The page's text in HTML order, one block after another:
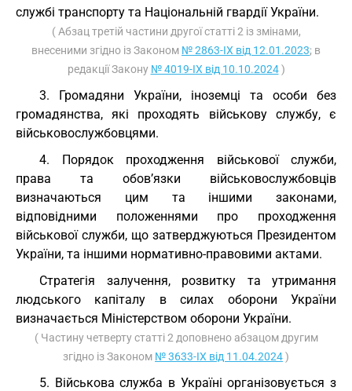
службі транспорту та Національній гвардії України.
( Абзац третій частини другої статті 2 із змінами,
внесеними згідно із Законом № 2863-IX від 12.01.2023; в
редакції Закону № 4019-IX від 10.10.2024)
3. Громадяни України, іноземці та особи без
громадянства, які проходять військову службу, є
військовослужбовцями.
4. Порядок проходження військової служби,
права та обов’язки військовослужбовців
визначаються цим та іншими законами,
відповідними положеннями про проходження
військової служби, що затверджуються Президентом
України, та іншими нормативно-правовими актами.
Стратегія залучення, розвитку та утримання
людського капіталу в силах оборони України
визначається Міністерством оборони України.
( Частину четверту статті 2 доповнено абзацом другим
згідно із Законом № 3633-IX від 11.04.2024)
5. Військова служба в Україні організовується з